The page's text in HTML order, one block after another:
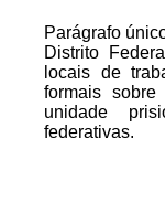
Parágrafo
Distrito
locais de
formais
unidade
federativas.